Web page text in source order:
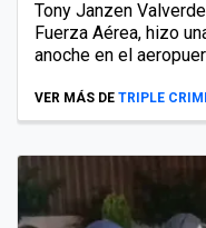
Tony Janzen
Fuerza Aérea, hizo
anoche en el
VER MÁS DE TRIPLE